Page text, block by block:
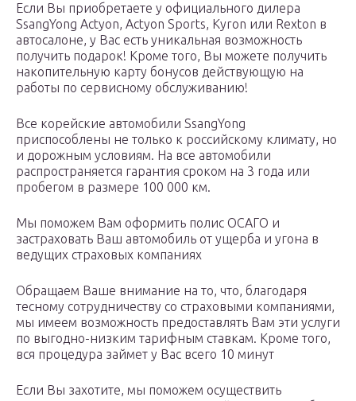
Если Вы приобретаете у официального дилера
SsangYong Actyon, Actyon Sports, Kyron или Rexton в
автосалоне, у Вас есть уникальная возможность
получить подарок! Кроме того, Вы можете получить
накопительную карту бонусов действующую на
работы по сервисному обслуживанию!
Все корейские автомобили SsangYong
приспособлены не только к российскому климату, но
и дорожным условиям. На все автомобили
распространяется гарантия сроком на 3 года или
пробегом в размере 100 000 км.
Мы поможем Вам оформить полис ОСАГО и
застраховать Ваш автомобиль от ущерба и угона в
ведущих страховых компаниях
Обращаем Ваше внимание на то, что, благодаря
тесному сотрудничеству со страховыми компаниями,
мы имеем возможность предоставлять Вам эти услуги
по выгодно-низким тарифным ставкам. Кроме того,
вся процедура займет у Вас всего 10 минут
Если Вы захотите, мы поможем осуществить